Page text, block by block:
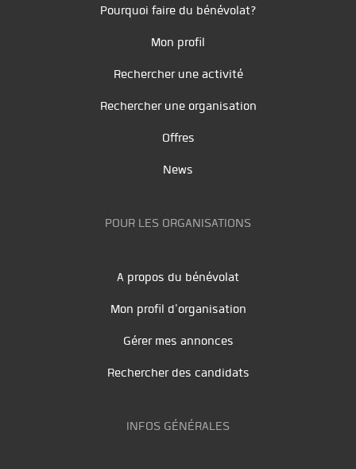
Pourquoi faire du bénévolat?
Mon profil
Rechercher une activité
Rechercher une organisation
Offres
News
POUR LES ORGANISATIONS
A propos du bénévolat
Mon profil d'organisation
Gérer mes annonces
Rechercher des candidats
INFOS GÉNÉRALES